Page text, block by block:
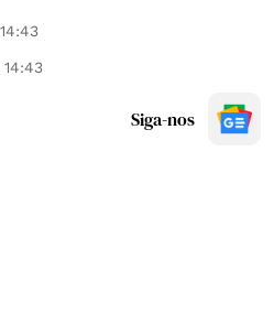
Siga-nos